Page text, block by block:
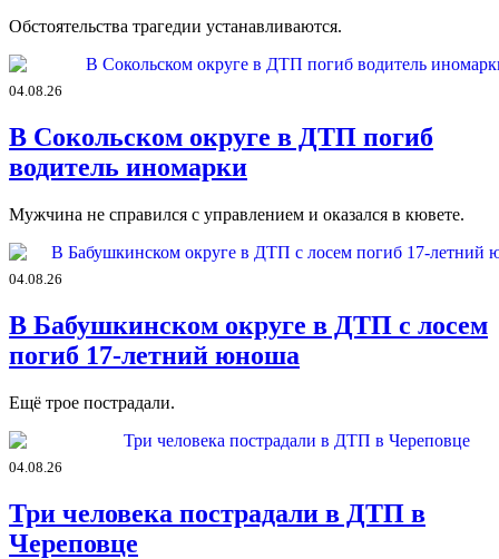
Обстоятельства трагедии устанавливаются.
04.08.26
В Сокольском округе в ДТП погиб
водитель иномарки
Мужчина не справился с управлением и оказался в кювете.
04.08.26
В Бабушкинском округе в ДТП с лосем
погиб 17-летний юноша
Ещё трое пострадали.
04.08.26
Три человека пострадали в ДТП в
Череповце